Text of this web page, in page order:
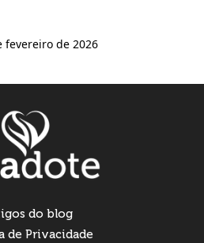
fevereiro de 2026
do blog
de Privacidade